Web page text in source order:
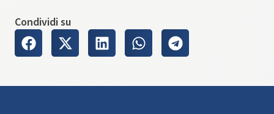
Condividi su